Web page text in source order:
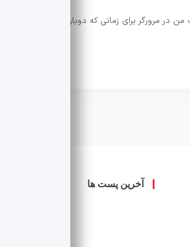
در مرورگر برای زمانی که دوباره دیدگاهی می‌نویسم.
آخرین پست ها